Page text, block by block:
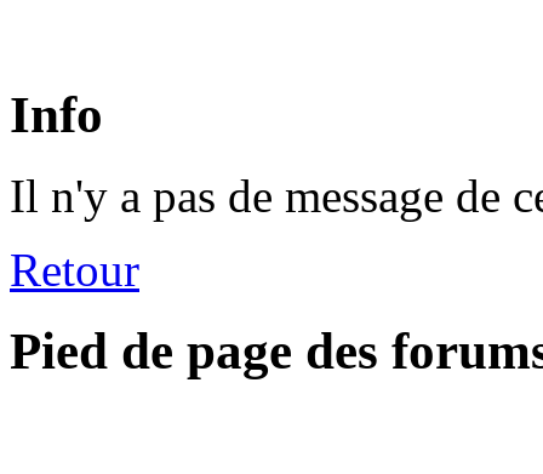
Info
Il n'y a pas de message de
Retour
Pied de page des